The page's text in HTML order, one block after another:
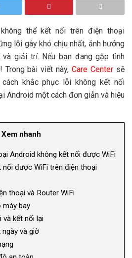
thể kết nối trên điện thoại
lỗi gây khó chịu nhất, ảnh hưởng
giải trí. Nếu bạn đang gặp tình
Trong bài viết này, Care Center sẽ
khắc phục lỗi không kết nối
Android một cách đơn giản và hiệu
Xem nhanh
Android không kết nối được WiFi
nối được WiFi trên điện thoại
thoại và Router WiFi
máy bay
và kết nối lại
và giờ